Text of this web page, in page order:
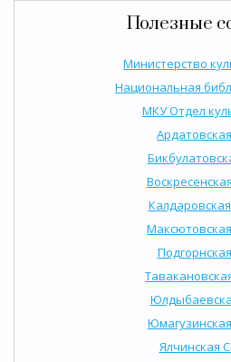
Полезные
Министерство
Национальная
МКУ Отдел
Ялчинская